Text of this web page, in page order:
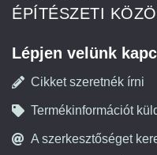
ÉPÍTÉSZETI
Lépjen velünk
Cikket szeretnék írni
Termékinformációt
A szerkesztőséget